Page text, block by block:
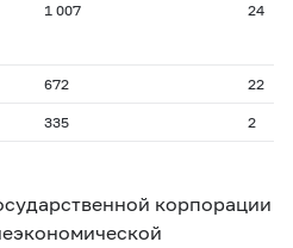
1 007 24
672 22
335 2
корпорации